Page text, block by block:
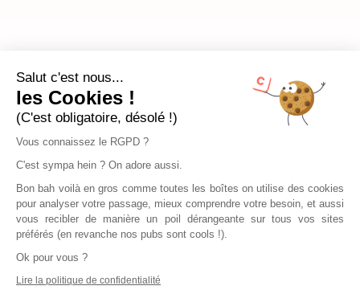
Salut c'est nous...
les Cookies !
(C'est obligatoire, désolé !)
Vous connaissez le RGPD ?
C'est sympa hein ? On adore aussi.
Bon bah voilà en gros comme toutes les boîtes on utilise des cookies
pour analyser votre passage, mieux comprendre votre besoin, et aussi
vous recibler de manière un poil dérangeante sur tous vos sites
préférés (en revanche nos pubs sont cools !).
Ok pour vous ?
Lire la politique de confidentialité